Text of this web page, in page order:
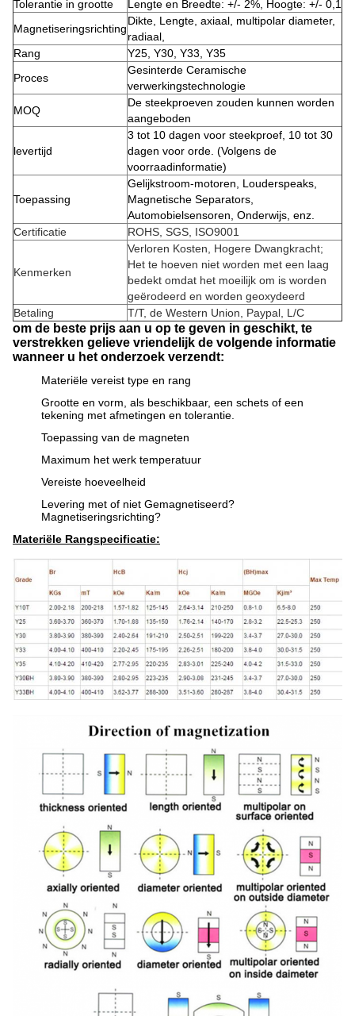
Tolerantie in grootte
Lengte en Breedte: +/- 2%, Hoogte: +/- 0,1
Magnetiseringsrichting
Dikte, Lengte, axiaal, multipolar diameter,
radiaal,
Rang
Y25, Y30, Y33, Y35
Proces
Gesinterde Ceramische
verwerkingstechnologie
MOQ
De steekproeven zouden kunnen worden
aangeboden
levertijd
3 tot 10 dagen voor steekproef, 10 tot 30
dagen voor orde. (Volgens de
voorraadinformatie)
Toepassing
Gelijkstroom-motoren, Louderspeaks,
Magnetische Separators,
Automobielsensoren, Onderwijs, enz.
Certificatie
ROHS, SGS, ISO9001
Kenmerken
Verloren Kosten, Hogere Dwangkracht;
Het te hoeven niet worden met een laag
bedekt omdat het moeilijk om is worden
geërodeerd en worden geoxydeerd
Betaling
T/T, de Western Union, Paypal, L/C
om de beste prijs aan u op te geven in geschikt, te
verstrekken gelieve vriendelijk de volgende informatie
wanneer u het onderzoek verzendt:
Materiële vereist type en rang
Grootte en vorm, als beschikbaar, een schets of een
tekening met afmetingen en tolerantie.
Toepassing van de magneten
Maximum het werk temperatuur
Vereiste hoeveelheid
Levering met of niet Gemagnetiseerd?
Magnetiseringsrichting?
Materiële Rangspecificatie: